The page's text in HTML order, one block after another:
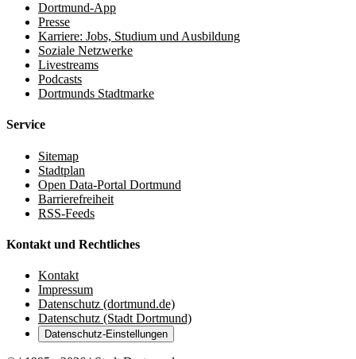
Dortmund-App
Presse
Karriere: Jobs, Studium und Ausbildung
Soziale Netzwerke
Livestreams
Podcasts
Dortmunds Stadtmarke
Service
Sitemap
Stadtplan
Open Data-Portal Dortmund
Barrierefreiheit
RSS-Feeds
Kontakt und Rechtliches
Kontakt
Impressum
Datenschutz (dortmund.de)
Datenschutz (Stadt Dortmund)
Datenschutz-Einstellungen